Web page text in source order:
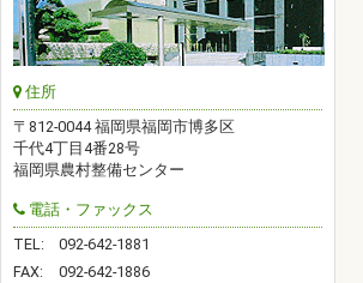
住所
〒812-0044 福岡県福岡市博多区
千代4丁目4番28号
福岡県農村整備センター
電話・ファックス
TEL:
092-642-1881
FAX:
092-642-1886